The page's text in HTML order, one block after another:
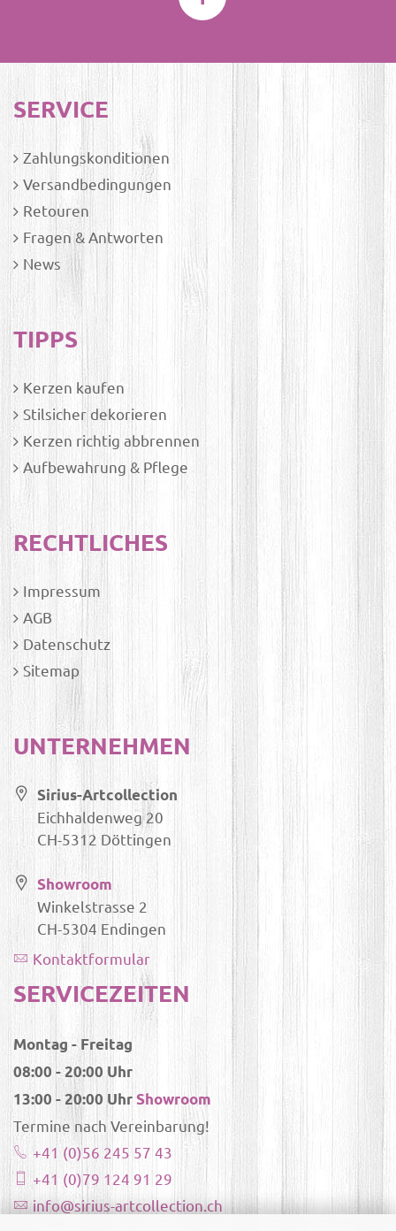
SERVICE
Zahlungskonditionen
Versandbedingungen
Retouren
Fragen & Antworten
News
TIPPS
Kerzen kaufen
Stilsicher dekorieren
Kerzen richtig abbrennen
Aufbewahrung & Pflege
RECHTLICHES
Impressum
AGB
Datenschutz
Sitemap
UNTERNEHMEN
Sirius-Artcollection
Eichhaldenweg 20
CH-5312 Döttingen
Showroom
Winkelstrasse 2
CH-5304 Endingen
Kontaktformular
SERVICEZEITEN
Montag - Freitag
08:00 - 20:00 Uhr
13:00 - 20:00 UhrShowroom
Termine nach Vereinbarung!
+41 (0)56 245 57 43
+41 (0)79 124 91 29
info@sirius-artcollection.ch